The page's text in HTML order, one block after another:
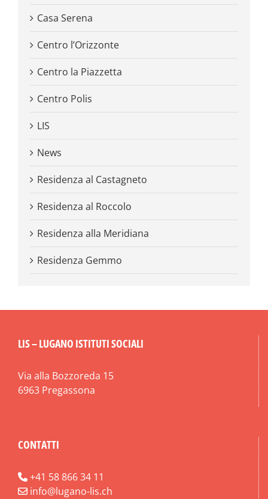
Casa Serena
Centro l’Orizzonte
Centro la Piazzetta
Centro Polis
LIS
News
Residenza al Castagneto
Residenza al Roccolo
Residenza alla Meridiana
Residenza Gemmo
LIS – LUGANO ISTITUTI SOCIALI
Via alla Bozzoreda 15
6963 Pregassona
CONTATTI
+41 58 866 34 11
info@lugano-lis.ch